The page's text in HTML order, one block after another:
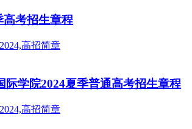
高考招生章程
学院2024夏季普通高考招生章程